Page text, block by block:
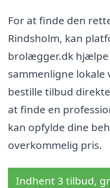
For at finde den
Rindsholm, kan
brolægger.dk hjælpe
sammenligne lokale
bestille tilbud
at finde en
kan opfylde dine
overkommelig pris.
Indhent 3 tilbud,